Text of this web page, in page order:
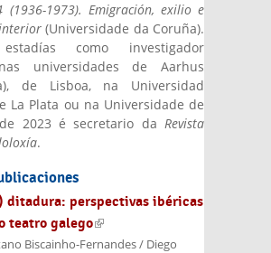
(1936-1973). Emigración, exilio e
(Universidade da Coruña).
como investigador
universidades de Aarhus
de Lisboa, na Universidad
La Plata ou na Universidade de
2023 é secretario da Revista
.
ditadura: perspectivas ibéricas
teatro galego(link is external)
Biscainho-Fernandes / Diego